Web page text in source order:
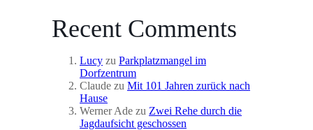
Recent Comments
Lucy zu Parkplatzmangel im
Dorfzentrum
Claude zu Mit 101 Jahren zurück nach
Hause
Werner Ade zu Zwei Rehe durch die
Jagdaufsicht geschossen